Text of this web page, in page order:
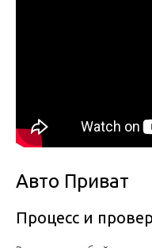
Авто Приват
Процесс и